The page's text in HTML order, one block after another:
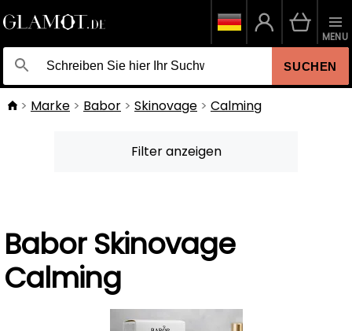
SUCHEN
MENU
Marke Babor Skinovage Calming
Filter anzeigen
Babor Skinovage
Calming